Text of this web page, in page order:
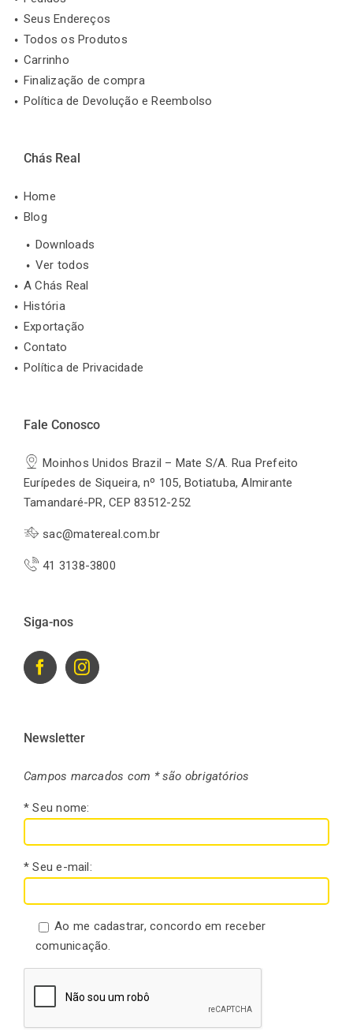
Seus Endereços
Todos os Produtos
Carrinho
Finalização de compra
Política de Devolução e Reembolso
Chás Real
Home
Blog
Downloads
Ver todos
A Chás Real
História
Exportação
Contato
Política de Privacidade
Fale Conosco
Moinhos Unidos Brazil – Mate S/A. Rua Prefeito
Eurípedes de Siqueira, nº 105, Botiatuba, Almirante
Tamandaré-PR, CEP 83512-252
sac@matereal.com.br
41 3138-3800
Siga-nos
Newsletter
Campos marcados com * são obrigatórios
* Seu nome:
* Seu e-mail:
Ao me cadastrar, concordo em receber
comunicação.